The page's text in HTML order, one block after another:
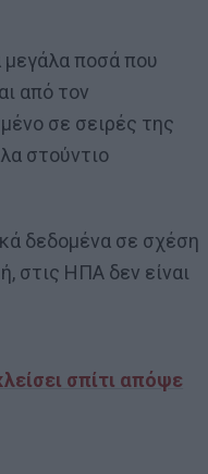
μεγάλα ποσά που
από τον
σε σειρές της
στούντιο
δεδομένα σε σχέση
στις ΗΠΑ δεν είναι